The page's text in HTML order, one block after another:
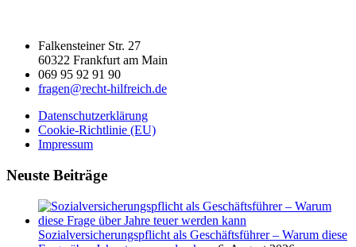
Falkensteiner Str. 27
60322 Frankfurt am Main
069 95 92 91 90
fragen@recht-hilfreich.de
Datenschutzerklärung
Cookie-Richtlinie (EU)
Impressum
Neuste Beiträge
Sozialversicherungspflicht als Geschäftsführer – Warum diese